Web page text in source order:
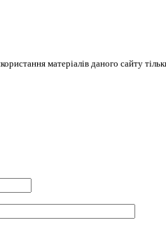
матеріалів даного сайту